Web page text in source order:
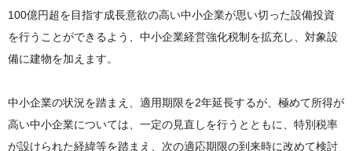
100億円超を目指す成長意欲の高い中小企業が思い切った設備投資
を行うことができるよう、中小企業経営強化税制を拡充し、対象設
備に建物を加えます。
中小企業の状況を踏まえ、適用期限を2年延長するが、極めて所得が
高い中小企業については、一定の見直しを行うとともに、特別税率
が設けられた経緯等を踏まえ、次の適応期限の到来時に改めて検討